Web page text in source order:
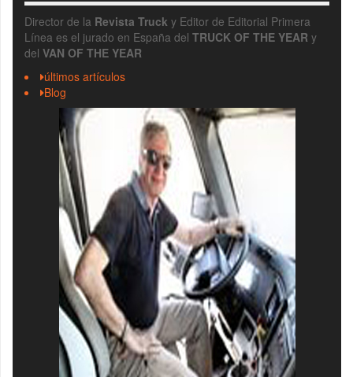
Director de la Revista Truck y Editor de Editorial Primera
Línea es el jurado en España del TRUCK OF THE YEAR y
del VAN OF THE YEAR
últimos artículos
Blog